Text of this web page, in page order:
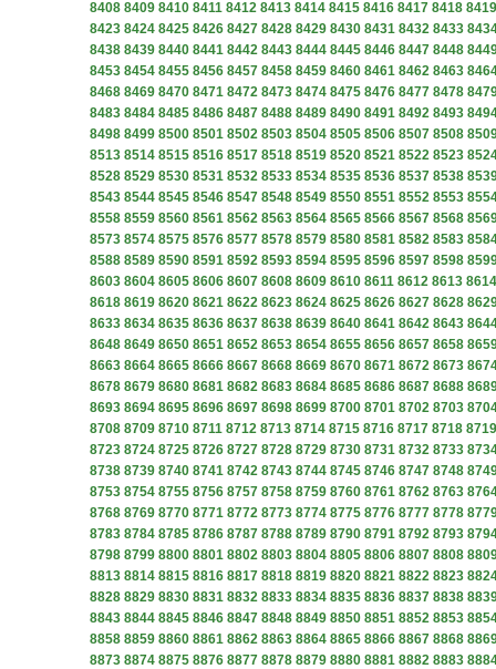
8408 8409 8410 8411 8412 8413 8414 8415 8416 8417 8418 8419
8423 8424 8425 8426 8427 8428 8429 8430 8431 8432 8433
8438 8439 8440 8441 8442 8443 8444 8445 8446 8447 8448
8453 8454 8455 8456 8457 8458 8459 8460 8461 8462 8463
8468 8469 8470 8471 8472 8473 8474 8475 8476 8477 8478
8483 8484 8485 8486 8487 8488 8489 8490 8491 8492 8493
8498 8499 8500 8501 8502 8503 8504 8505 8506 8507 8508
8513 8514 8515 8516 8517 8518 8519 8520 8521 8522 8523
8528 8529 8530 8531 8532 8533 8534 8535 8536 8537 8538
8543 8544 8545 8546 8547 8548 8549 8550 8551 8552 8553
8558 8559 8560 8561 8562 8563 8564 8565 8566 8567 8568
8573 8574 8575 8576 8577 8578 8579 8580 8581 8582 8583
8588 8589 8590 8591 8592 8593 8594 8595 8596 8597 8598
8603 8604 8605 8606 8607 8608 8609 8610 8611 8612 8613 8614
8618 8619 8620 8621 8622 8623 8624 8625 8626 8627 8628
8633 8634 8635 8636 8637 8638 8639 8640 8641 8642 8643
8648 8649 8650 8651 8652 8653 8654 8655 8656 8657 8658
8663 8664 8665 8666 8667 8668 8669 8670 8671 8672 8673
8678 8679 8680 8681 8682 8683 8684 8685 8686 8687 8688
8693 8694 8695 8696 8697 8698 8699 8700 8701 8702 8703
8708 8709 8710 8711 8712 8713 8714 8715 8716 8717 8718 8719
8723 8724 8725 8726 8727 8728 8729 8730 8731 8732 8733
8738 8739 8740 8741 8742 8743 8744 8745 8746 8747 8748
8753 8754 8755 8756 8757 8758 8759 8760 8761 8762 8763
8768 8769 8770 8771 8772 8773 8774 8775 8776 8777 8778
8783 8784 8785 8786 8787 8788 8789 8790 8791 8792 8793
8798 8799 8800 8801 8802 8803 8804 8805 8806 8807 8808
8813 8814 8815 8816 8817 8818 8819 8820 8821 8822 8823
8828 8829 8830 8831 8832 8833 8834 8835 8836 8837 8838
8843 8844 8845 8846 8847 8848 8849 8850 8851 8852 8853
8858 8859 8860 8861 8862 8863 8864 8865 8866 8867 8868
8873 8874 8875 8876 8877 8878 8879 8880 8881 8882 8883